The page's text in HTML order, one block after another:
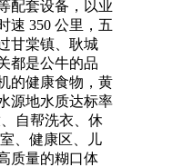
配套设备，以业
速 350 公里，五
甘棠镇、耿城
都是公牛的品
的健康食物，黄
源地水质达标率
自帮洗衣、休
、健康区、儿
质量的糊口体